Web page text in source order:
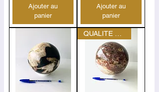
Ajouter au
panier
Ajouter au
panier